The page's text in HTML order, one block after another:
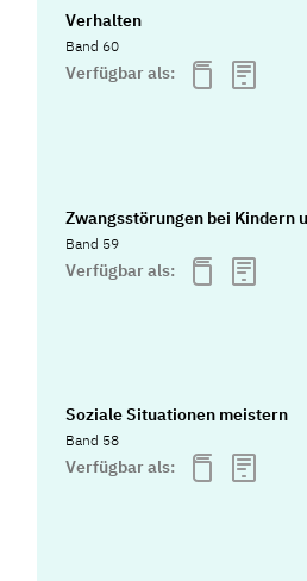
Verhalten
Band 60
Verfügbar als:
Zwangsstörungen bei Kindern
Band 59
Verfügbar als:
Soziale Situationen meistern
Band 58
Verfügbar als: